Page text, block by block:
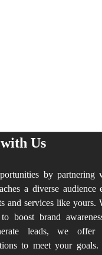
Us
by partnering
a diverse audience
and services like yours.
boost brand
leads, we offer
to meet your